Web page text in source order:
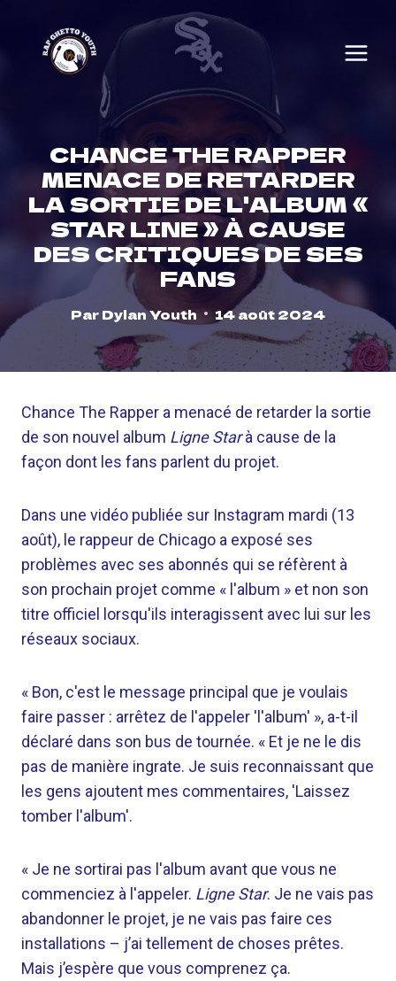
content
CHANCE THE RAPPER
MENACE DE RETARDER
LA SORTIE DE L'ALBUM «
STAR LINE » À CAUSE
DES CRITIQUES DE SES
FANS
ParDylan Youth 14 août 2024
Chance The Rapper a menacé de retarder la sortie
de son nouvel album Ligne Starà cause de la
façon dont les fans parlent du projet.
Dans une vidéo publiée sur Instagram mardi (13
août), le rappeur de Chicago a exposé ses
problèmes avec ses abonnés qui se réfèrent à
son prochain projet comme « l'album » et non son
titre officiel lorsqu'ils interagissent avec lui sur les
réseaux sociaux.
« Bon, c'est le message principal que je voulais
faire passer : arrêtez de l'appeler 'l'album' », a-t-il
déclaré dans son bus de tournée. « Et je ne le dis
pas de manière ingrate. Je suis reconnaissant que
les gens ajoutent mes commentaires, 'Laissez
tomber l'album'.
« Je ne sortirai pas l'album avant que vous ne
commenciez à l'appeler. Ligne Star. Je ne vais pas
abandonner le projet, je ne vais pas faire ces
installations – j’ai tellement de choses prêtes.
Mais j’espère que vous comprenez ça.